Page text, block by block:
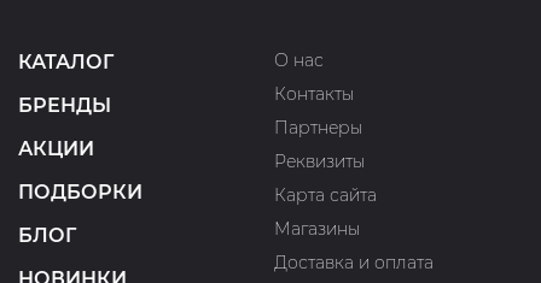
КАТАЛОГ
БРЕНДЫ
АКЦИИ
ПОДБОРКИ
БЛОГ
О нас
Контакты
Партнеры
Реквизиты
Карта сайта
Магазины
Доставка и оплата